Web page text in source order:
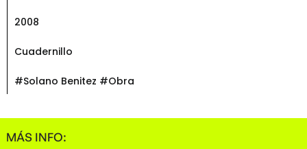
2008
Cuadernillo
#Solano Benitez #Obra
MÁS INFO: